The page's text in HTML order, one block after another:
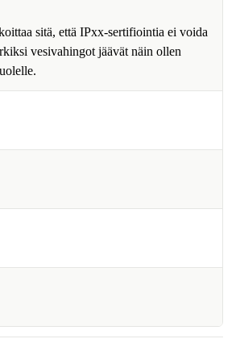
sitä, että IPxx-sertifiointia ei voida
vesivahingot jäävät näin ollen